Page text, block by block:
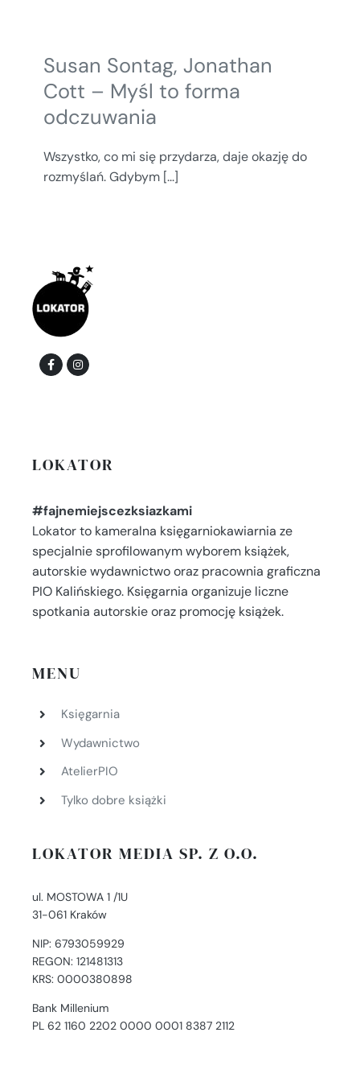
Susan Sontag, Jonathan
Cott – Myśl to forma
odczuwania
Wszystko, co mi się przydarza, daje okazję do
rozmyślań. Gdybym [...]
LOKATOR
#fajnemiejscezksiazkami
Lokator to kameralna księgarniokawiarnia ze
specjalnie sprofilowanym wyborem książek,
autorskie wydawnictwo oraz pracownia graficzna
PIO Kalińskiego. Księgarnia organizuje liczne
spotkania autorskie oraz promocję książek.
MENU
Księgarnia
Wydawnictwo
AtelierPIO
Tylko dobre książki
LOKATOR MEDIA SP. Z O.O.
ul. MOSTOWA 1 /1U
31-061 Kraków
NIP: 6793059929
REGON: 121481313
KRS: 0000380898
Bank Millenium
PL 62 1160 2202 0000 0001 8387 2112